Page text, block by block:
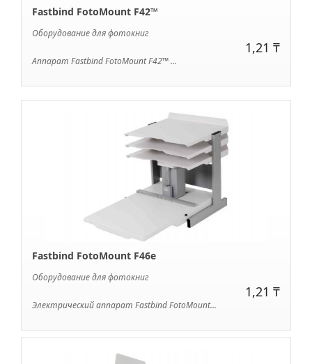
Fastbind FotoMount F42™
Оборудование для фотокниг
1,21 ₸
Аппарат Fastbind FotoMount F42™ ...
Fastbind FotoMount F46e
Оборудование для фотокниг
1,21 ₸
Электрический аппарат Fastbind FotoMount...